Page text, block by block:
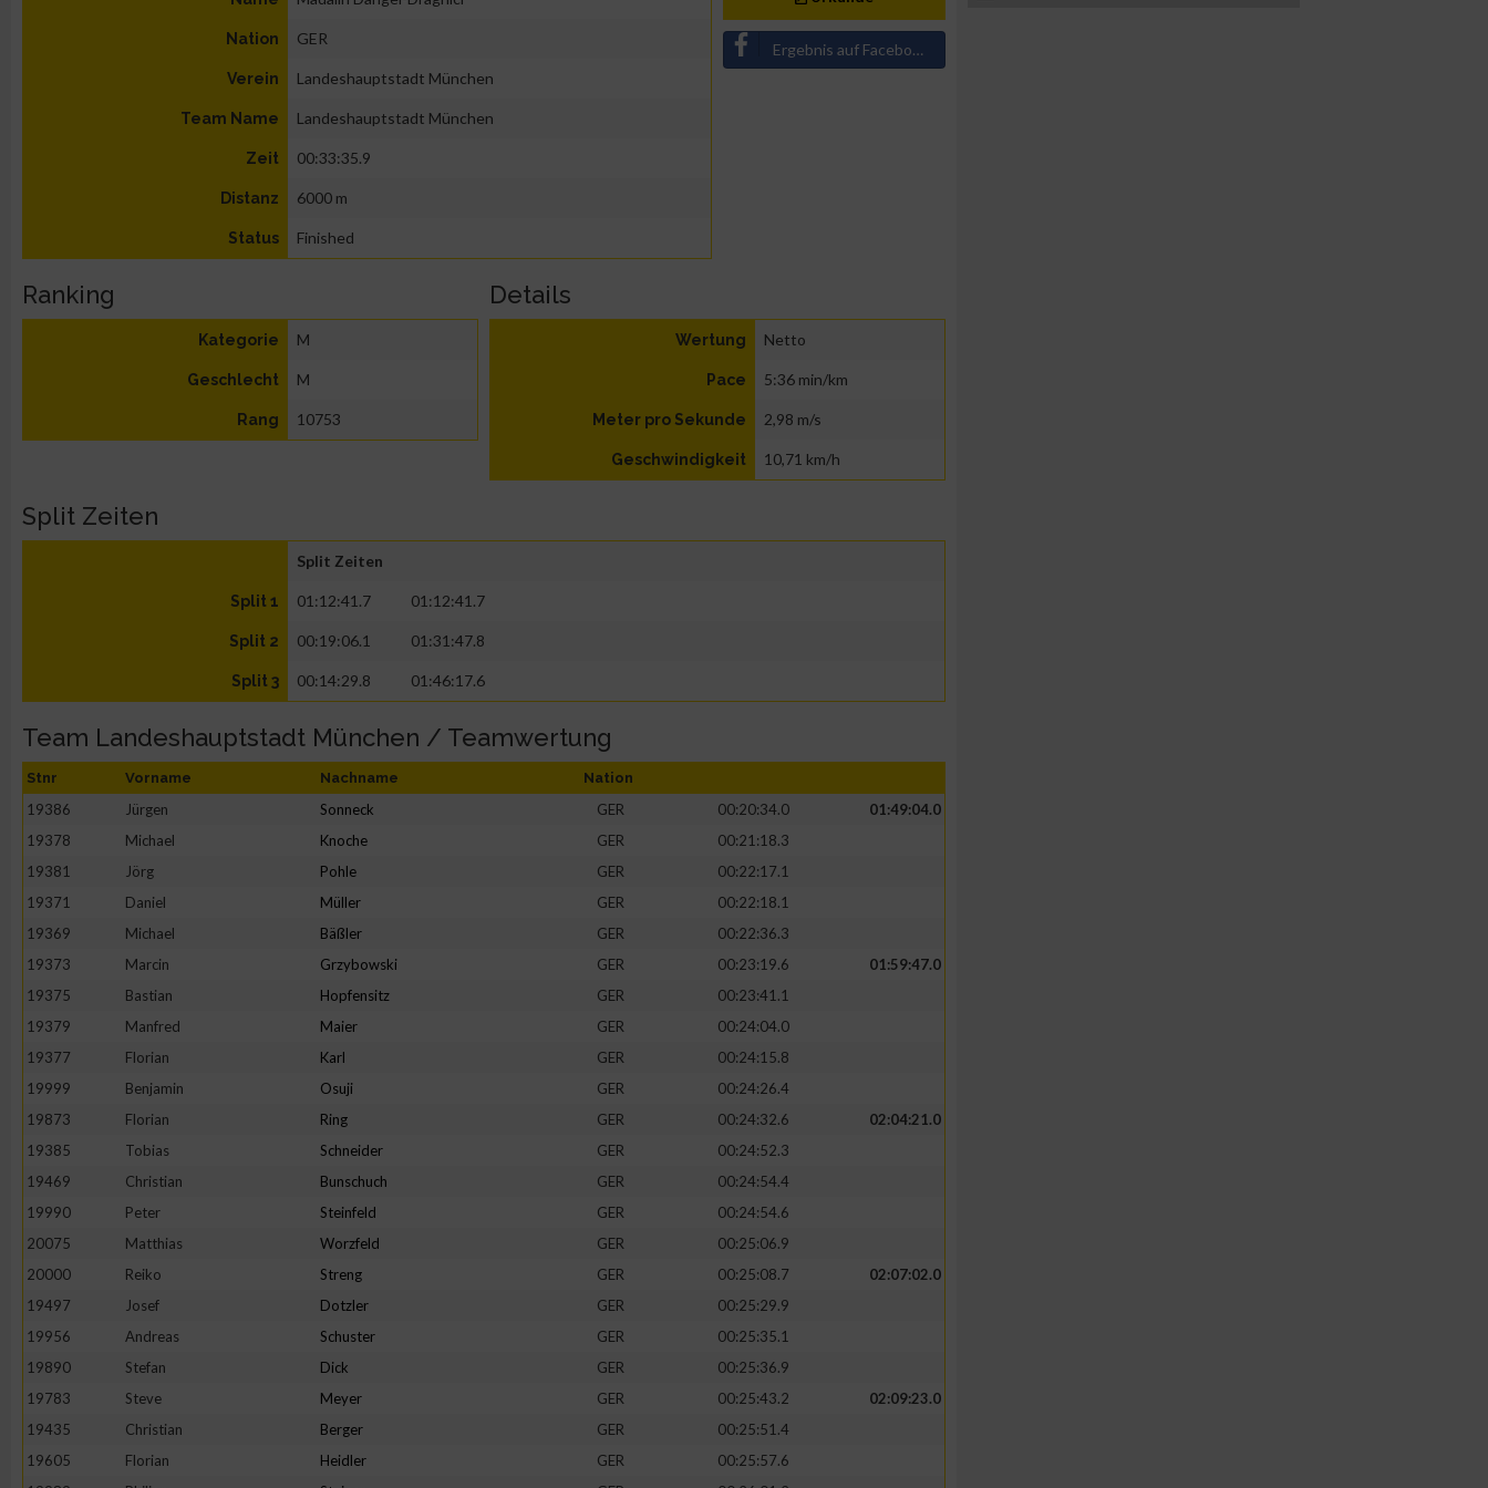
Nation GER
Verein Landeshauptstadt München
Team Name Landeshauptstadt München
Zeit 00:33:35.9
Distanz 6000 m
Status Finished
Ergebnis auf Facebook teilen
Ranking
Kategorie M
Geschlecht M
Rang 10753
Details
Wertung Netto
Pace 5:36 min/km
Meter pro Sekunde 2,98 m/s
Geschwindigkeit 10,71 km/h
Split Zeiten
Split Zeiten
Split 1 01:12:41.7 01:12:41.7
Split 2 00:19:06.1 01:31:47.8
Split 3 00:14:29.8 01:46:17.6
Team Landeshauptstadt München / Teamwertung
Stnr Vorname Nachname Nation
19386 Jürgen Sonneck GER 00:20:34.0
01:49:04.0
19378
Michael Knoche GER
00:21:18.3
19381
Jörg Pohle GER
00:22:17.1
19371
Daniel Müller GER
00:22:18.1
19369
Michael Bäßler GER
00:22:36.3
19373
Marcin Grzybowski GER 00:23:19.6
01:59:47.0
19375
Bastian Hopfensitz GER
00:23:41.1
19379
Manfred Maier GER
00:24:04.0
19377
Florian Karl GER
00:24:15.8
19999
Benjamin Osuji GER
00:24:26.4
19873
Florian Ring GER 00:24:32.6
02:04:21.0
19385
Tobias Schneider GER
00:24:52.3
19469
Christian Bunschuch GER
00:24:54.4
19990
Peter Steinfeld GER
00:24:54.6
20075
Matthias Worzfeld GER
00:25:06.9
20000
Reiko Streng GER 00:25:08.7
02:07:02.0
19497
Josef Dotzler GER
00:25:29.9
19956
Andreas Schuster GER
00:25:35.1
19890
Stefan Dick GER
00:25:36.9
19783
Steve Meyer GER 00:25:43.2
02:09:23.0
19435
Christian Berger GER
00:25:51.4
19605
Florian Heidler GER
00:25:57.6